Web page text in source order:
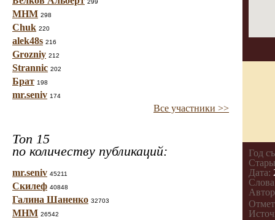
299
МНМ 298
Chuk 220
alek48s 216
Grozniy 212
Strannic 202
Брат 198
mr.seniv 174
Все участники >>
Топ 15
по количеству публикаций:
mr.seniv 45211
Скилеф 40848
Галина Шаненко 32703
МНМ 26542
Год
Дата: